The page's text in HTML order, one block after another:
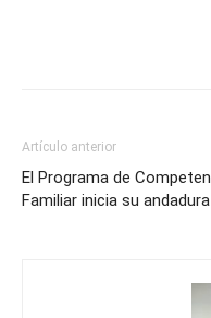
Artículo anterior
El Programa de
Familiar inicia su andadura